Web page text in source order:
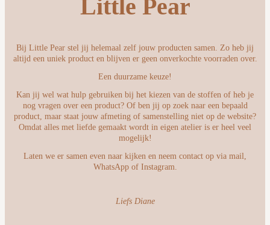
Little Pear
Bij Little Pear stel jij helemaal zelf jouw producten samen. Zo heb jij
altijd een uniek product en blijven er geen onverkochte voorraden over.
Een duurzame keuze!
Kan jij wel wat hulp gebruiken bij het kiezen van de stoffen of heb je
nog vragen over een product? Of ben jij op zoek naar een bepaald
product, maar staat jouw afmeting of samenstelling niet op de website?
Omdat alles met liefde gemaakt wordt in eigen atelier is er heel veel
mogelijk!
Laten we er samen even naar kijken en neem contact op via mail,
WhatsApp of Instagram.
Liefs Diane